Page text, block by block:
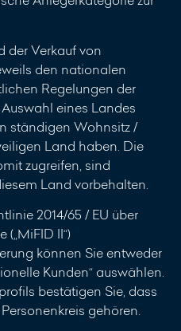
der Verkauf von
den nationalen
Regelungen der
eines Landes
ständigen Wohnsitz /
Land haben. Die
zugreifen, sind
Land vorbehalten.
2014/65 / EU über
II“)
können Sie entweder
Kunden“ auswählen.
bestätigen Sie, dass
gehören.